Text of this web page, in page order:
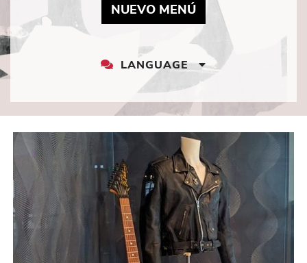
NUEVO MENÚMAY LINK TO PDF
LANGUAGE
LANGUAGE